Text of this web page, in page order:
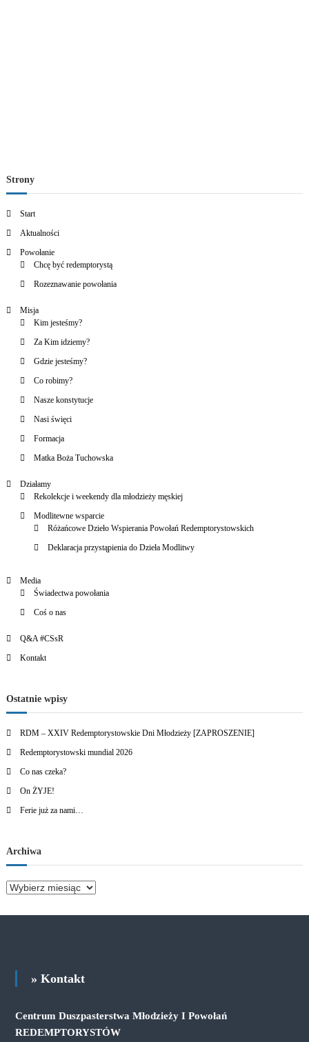
Strony
Start
Aktualności
Powołanie
Chcę być redemptorystą
Rozeznawanie powołania
Misja
Kim jesteśmy?
Za Kim idziemy?
Gdzie jesteśmy?
Co robimy?
Nasze konstytucje
Nasi święci
Formacja
Matka Boża Tuchowska
Działamy
Rekolekcje i weekendy dla młodzieży męskiej
Modlitewne wsparcie
Różańcowe Dzieło Wspierania Powołań Redemptorystowskich
Deklaracja przystąpienia do Dzieła Modlitwy
Media
Świadectwa powołania
Coś o nas
Q&A #CSsR
Kontakt
Ostatnie wpisy
RDM – XXIV Redemptorystowskie Dni Młodzieży [ZAPROSZENIE]
Redemptorystowski mundial 2026
Co nas czeka?
On ŻYJE!
Ferie już za nami…
Archiwa
A
c
» Kontakt
Centrum Duszpasterstwa Młodzieży I Powołań
REDEMPTORYSTÓW